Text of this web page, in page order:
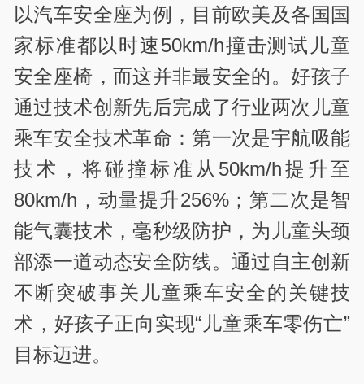
以汽车安全座为例，目前欧美及各国国
家标准都以时速50km/h撞击测试儿童
安全座椅，而这并非最安全的。好孩子
通过技术创新先后完成了行业两次儿童
乘车安全技术革命：第一次是宇航吸能
技术，将碰撞标准从50km/h提升至
80km/h，动量提升256%；第二次是智
能气囊技术，毫秒级防护，为儿童头颈
部添一道动态安全防线。通过自主创新
不断突破事关儿童乘车安全的关键技
术，好孩子正向实现“儿童乘车零伤亡”
目标迈进。